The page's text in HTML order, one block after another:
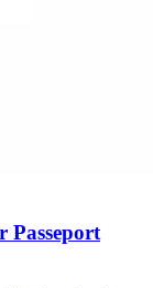
Passeport